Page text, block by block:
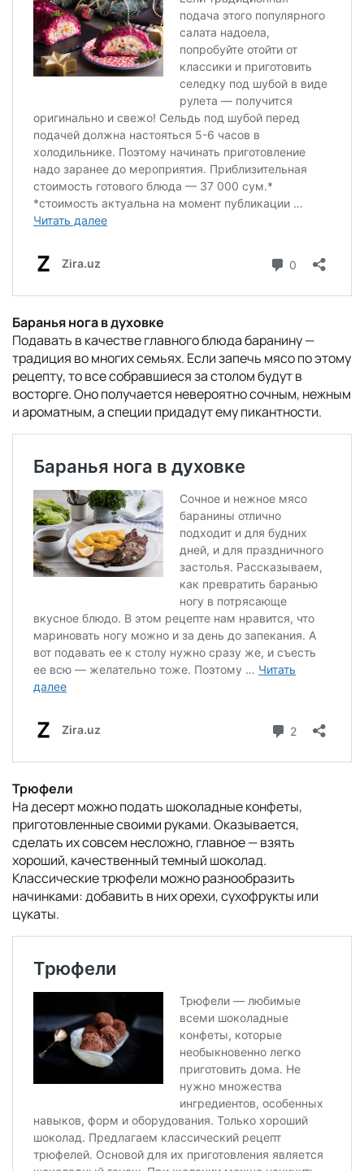
Баранья нога в духовке
Подавать в качестве главного блюда баранину —
традиция во многих семьях. Если запечь мясо по этому
рецепту, то все собравшиеся за столом будут в
восторге. Оно получается невероятно сочным, нежным
и ароматным, а специи придадут ему пикантности.
Трюфели
На десерт можно подать шоколадные конфеты,
приготовленные своими руками. Оказывается,
сделать их совсем несложно, главное — взять
хороший, качественный темный шоколад.
Классические трюфели можно разнообразить
начинками: добавить в них орехи, сухофрукты или
цукаты.